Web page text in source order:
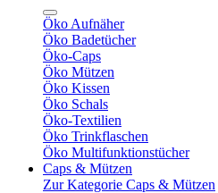
Öko Aufnäher
Öko Badetücher
Öko-Caps
Öko Mützen
Öko Kissen
Öko Schals
Öko-Textilien
Öko Trinkflaschen
Öko Multifunktionstücher
Caps & Mützen
Zur Kategorie Caps & Mützen